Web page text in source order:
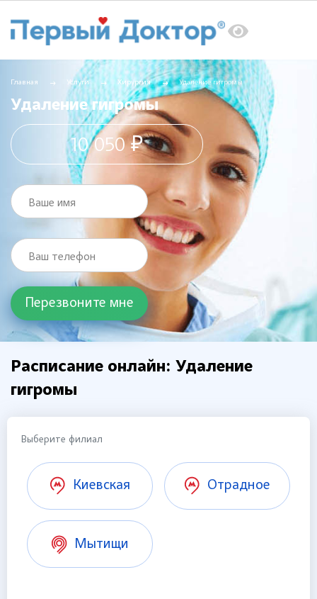
Главная Услуги Хирургия Удаление гигромы
Удаление гигромы
10 050 ₽
Ваше имя
Ваш телефон
Расписание онлайн: Удаление
гигромы
Выберите филиал
Киевская Отрадное
Мытищи